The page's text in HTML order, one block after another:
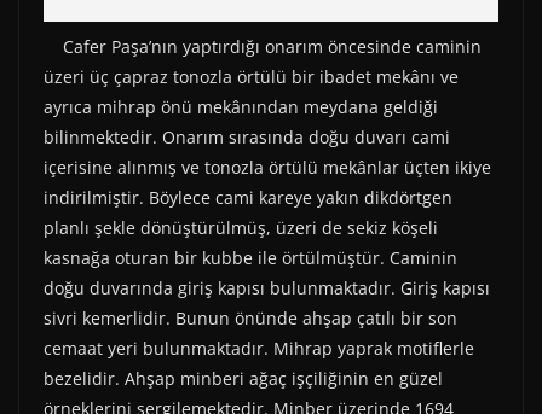
Cafer Paşa’nın yaptırdığı onarım öncesinde caminin
üzeri üç çapraz tonozla örtülü bir ibadet mekânı ve
ayrıca mihrap önü mekânından meydana geldiği
bilinmektedir. Onarım sırasında doğu duvarı cami
içerisine alınmış ve tonozla örtülü mekânlar üçten ikiye
indirilmiştir. Böylece cami kareye yakın dikdörtgen
planlı şekle dönüştürülmüş, üzeri de sekiz köşeli
kasnağa oturan bir kubbe ile örtülmüştür. Caminin
doğu duvarında giriş kapısı bulunmaktadır. Giriş kapısı
sivri kemerlidir. Bunun önünde ahşap çatılı bir son
cemaat yeri bulunmaktadır. Mihrap yaprak motiflerle
bezelidir. Ahşap minberi ağaç işçiliğinin en güzel
örneklerini sergilemektedir. Minber üzerinde 1694